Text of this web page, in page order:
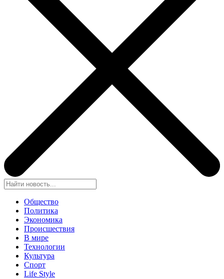
Общество
Политика
Экономика
Происшествия
В мире
Технологии
Культура
Спорт
Life Style